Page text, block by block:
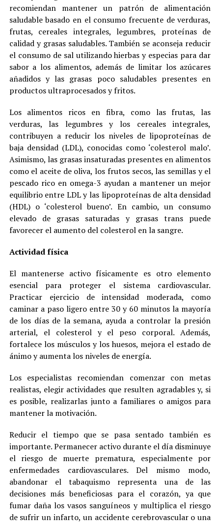
recomiendan mantener un patrón de alimentación
saludable basado en el consumo frecuente de verduras,
frutas, cereales integrales, legumbres, proteínas de
calidad y grasas saludables. También se aconseja reducir
el consumo de sal utilizando hierbas y especias para dar
sabor a los alimentos, además de limitar los azúcares
añadidos y las grasas poco saludables presentes en
productos ultraprocesados y fritos.
Los alimentos ricos en fibra, como las frutas, las
verduras, las legumbres y los cereales integrales,
contribuyen a reducir los niveles de lipoproteínas de
baja densidad (LDL), conocidas como ‘colesterol malo’.
Asimismo, las grasas insaturadas presentes en alimentos
como el aceite de oliva, los frutos secos, las semillas y el
pescado rico en omega-3 ayudan a mantener un mejor
equilibrio entre LDL y las lipoproteínas de alta densidad
(HDL) o ‘colesterol bueno’. En cambio, un consumo
elevado de grasas saturadas y grasas trans puede
favorecer el aumento del colesterol en la sangre.
Actividad física
El mantenerse activo físicamente es otro elemento
esencial para proteger el sistema cardiovascular.
Practicar ejercicio de intensidad moderada, como
caminar a paso ligero entre 30 y 60 minutos la mayoría
de los días de la semana, ayuda a controlar la presión
arterial, el colesterol y el peso corporal. Además,
fortalece los músculos y los huesos, mejora el estado de
ánimo y aumenta los niveles de energía.
Los especialistas recomiendan comenzar con metas
realistas, elegir actividades que resulten agradables y, si
es posible, realizarlas junto a familiares o amigos para
mantener la motivación.
Reducir el tiempo que se pasa sentado también es
importante. Permanecer activo durante el día disminuye
el riesgo de muerte prematura, especialmente por
enfermedades cardiovasculares. Del mismo modo,
abandonar el tabaquismo representa una de las
decisiones más beneficiosas para el corazón, ya que
fumar daña los vasos sanguíneos y multiplica el riesgo
de sufrir un infarto, un accidente cerebrovascular o una